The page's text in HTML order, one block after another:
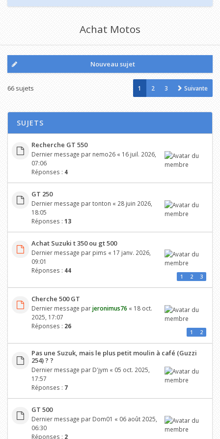
Achat Motos
Nouveau sujet
66 sujets 1 2 3 Suivante
SUJETS
Recherche GT 550
Dernier message par nemo26« 16 juil. 2026,
07:06
Réponses : 4
GT 250
Dernier message partonton « 28 juin 2026,
18:05
Réponses : 13
Achat Suzuki t 350 ou gt 500
Dernier message par pims « 17 janv. 2026,
09:01
Réponses : 44
1 2 3
Cherche 500 GT
Dernier message parjeronimus76 « 18 oct.
2025, 17:07
Réponses : 26
1 2
Pas une Suzuk, mais le plus petit moulin à café (Guzzi
254) ? ?
Dernier message par D'jym « 05 oct. 2025,
17:57
Réponses : 7
GT 500
Dernier message par Dom01 « 06 août 2025,
06:30
Réponses : 2